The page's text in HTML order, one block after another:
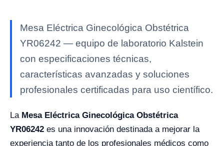
Mesa Eléctrica Ginecológica Obstétrica
YR06242 — equipo de laboratorio Kalstein
con especificaciones técnicas,
características avanzadas y soluciones
profesionales certificadas para uso científico.
La Mesa Eléctrica Ginecológica Obstétrica
YR06242 es una innovación destinada a mejorar la
experiencia tanto de los profesionales médicos como